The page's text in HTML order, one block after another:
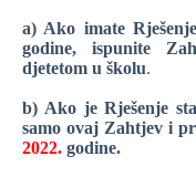
a) Ako imate
godine, ispunite
djetetom u školu.
b) Ako je Rješenje
samo ovaj Zahtjev i
2022. godine.